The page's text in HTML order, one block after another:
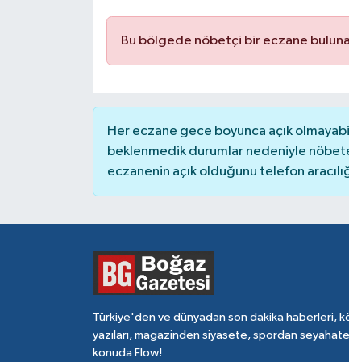
Bu bölgede nöbetçi bir eczane
Her eczane gece boyunca açık
beklenmedik durumlar nedeniyle
eczanenin açık olduğunu telefon
Türkiye'den ve dünyadan son dakika haberleri,
yazıları, magazinden siyasete, spordan
konuda Flow!